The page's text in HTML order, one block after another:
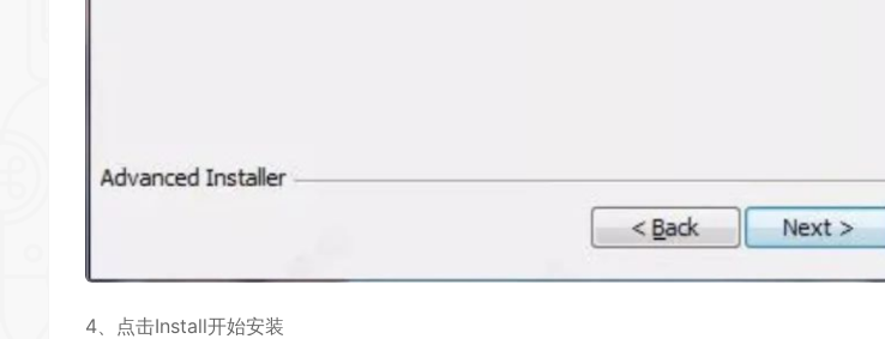
4、点击Install开始安装